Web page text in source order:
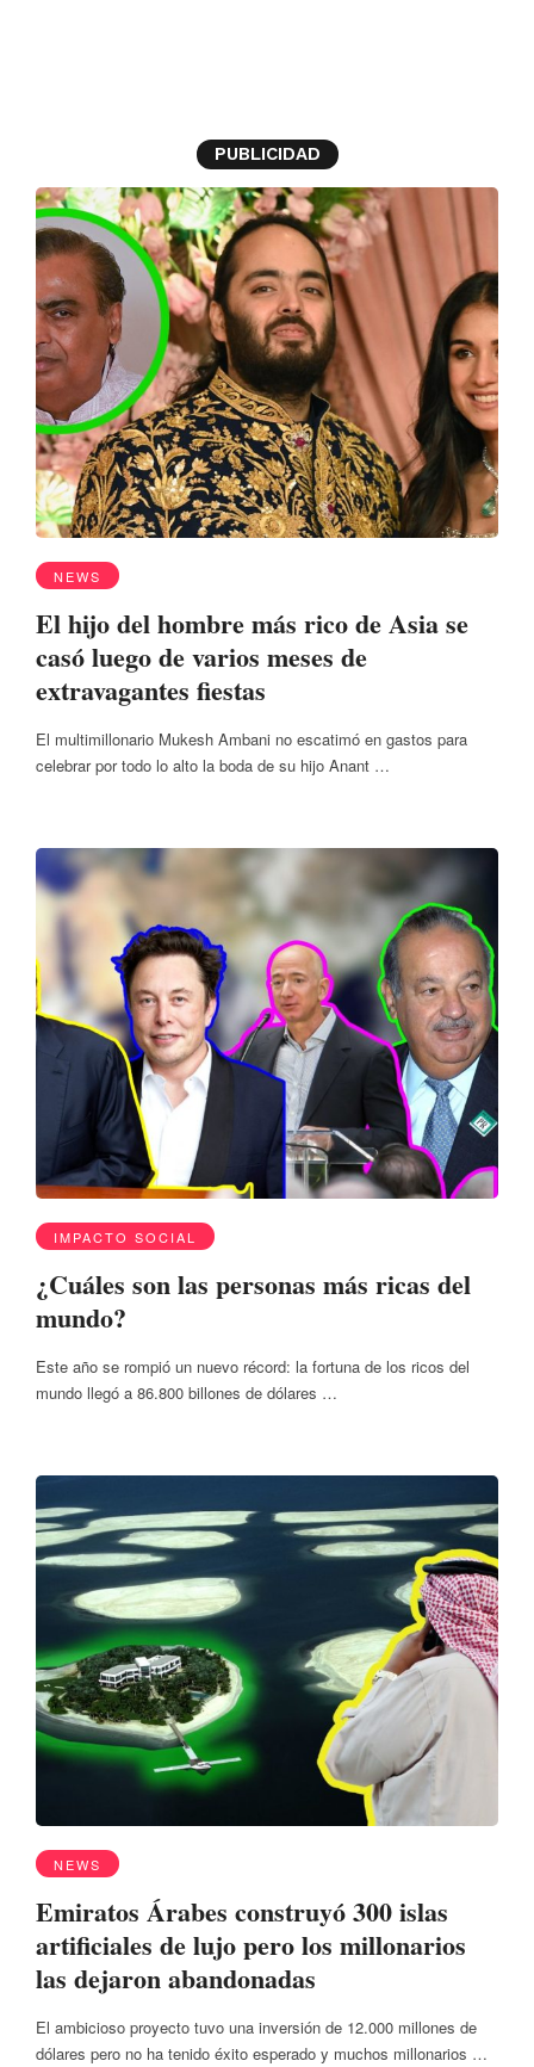
PUBLICIDAD
NEWS
El hijo del hombre más rico de Asia se
casó luego de varios meses de
extravagantes fiestas
El multimillonario Mukesh Ambani no escatimó en gastos para
celebrar por todo lo alto la boda de su hijo Anant …
IMPACTO SOCIAL
¿Cuáles son las personas más ricas del
mundo?
Este año se rompió un nuevo récord: la fortuna de los ricos del
mundo llegó a 86.800 billones de dólares …
NEWS
Emiratos Árabes construyó 300 islas
artificiales de lujo pero los millonarios
las dejaron abandonadas
El ambicioso proyecto tuvo una inversión de 12.000 millones de
dólares pero no ha tenido éxito esperado y muchos millonarios …